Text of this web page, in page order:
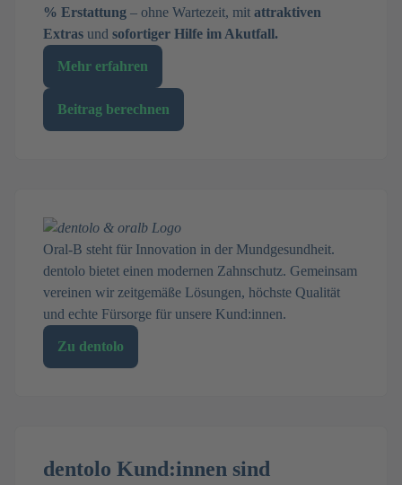
% Erstattung – ohne Wartezeit, mit attraktiven
Extras und sofortiger Hilfe im Akutfall.
Mehr erfahren
Beitrag berechnen
Oral-B steht für Innovation in der Mundgesundheit.
dentolo bietet einen modernen Zahnschutz. Gemeinsam
vereinen wir zeitgemäße Lösungen, höchste Qualität
und echte Fürsorge für unsere Kund:innen.
Zu dentolo
dentolo Kund:innen sind